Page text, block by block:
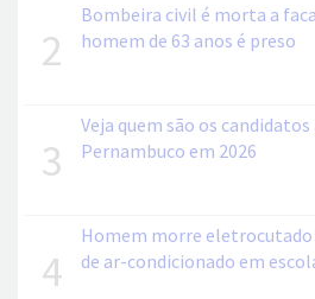
2
Bombeira civil é morta a
homem de 63 anos é preso
3
Veja quem são os
Pernambuco em 2026
4
Homem morre
de ar-condicionado em